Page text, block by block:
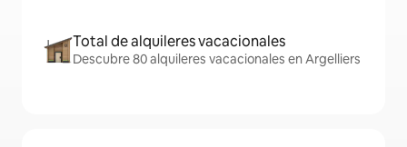
Total de alquileres vacacionales
Descubre 80 alquileres vacacionales en Argelliers